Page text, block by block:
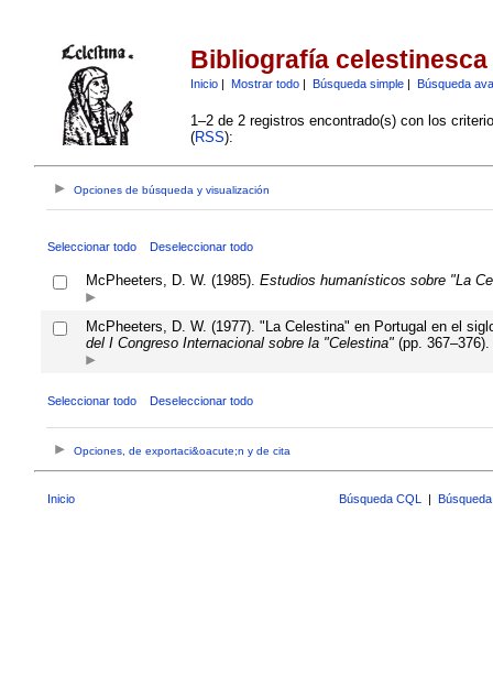
Bibliografía celestinesca
Inicio| Mostrar todo| Búsqueda simple| Búsqueda
1–2 de 2 registros encontrado(s) con los
(RSS):
Opciones de búsqueda y visualización
Seleccionar todo Deseleccionar todo
McPheeters, D. W. (1985). Estudios humanísticos sobre "La
McPheeters, D. W. (1977). "La Celestina" en Portugal en el
del I Congreso Internacional sobre la "Celestina"(pp. 367–376).
Seleccionar todo Deseleccionar todo
Opciones, de exportaci&oacute;n y de cita
Inicio Búsqueda CQL |